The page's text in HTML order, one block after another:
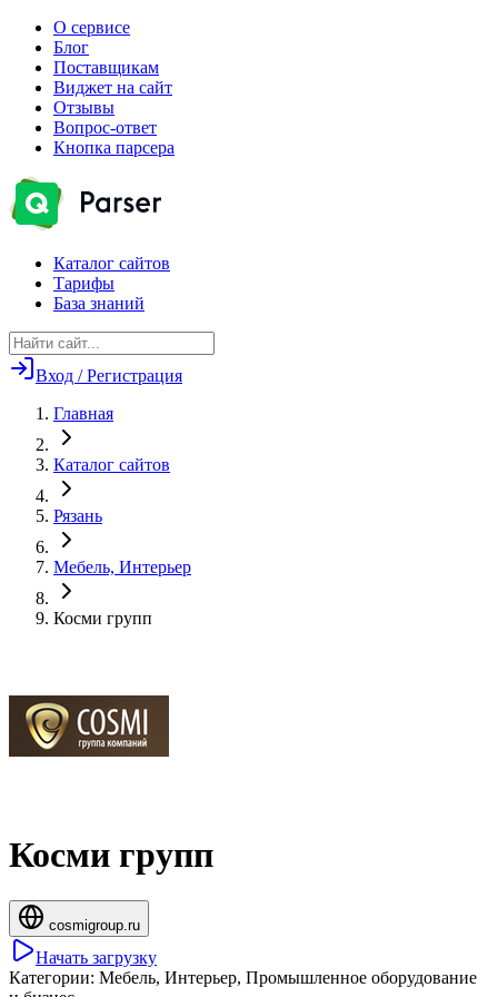
О сервисе
Блог
Поставщикам
Виджет на сайт
Отзывы
Вопрос-ответ
Кнопка парсера
Каталог сайтов
Тарифы
База знаний
Вход / Регистрация
Главная
Каталог сайтов
Рязань
Мебель, Интерьер
Косми групп
Косми групп
cosmigroup.ru
Начать загрузку
Категории: Мебель, Интерьер, Промышленное оборудование